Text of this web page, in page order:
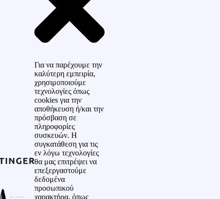
Για να παρέχουμε την
καλύτερη εμπειρία,
χρησιμοποιούμε
τεχνολογίες όπως
cookies για την
αποθήκευση ή/και την
πρόσβαση σε
πληροφορίες
συσκευών. Η
συγκατάθεση για τις
εν λόγω τεχνολογίες
θα μας επιτρέψει να
επεξεργαστούμε
δεδομένα
προσωπικού
χαρακτήρα, όπως